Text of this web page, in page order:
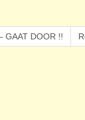
GAAT DOOR !!